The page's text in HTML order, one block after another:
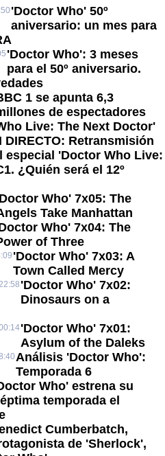
'Doctor Who' 50º
aniversario: un mes para
'Doctor Who': 3 meses
para el 50º aniversario.
1 se apunta 6,3
de espectadores
Live: The Next Doctor'
DIRECTO: Retransmisión
especial 'Doctor Who Live:
¿Quién será el 12º
Who' 7x05: The
Take Manhattan
Who' 7x04: The
of Three
'Doctor Who' 7x03: A
Town Called Mercy
'Doctor Who' 7x02:
Dinosaurs on a
'Doctor Who' 7x01:
Asylum of the Daleks
Análisis 'Doctor Who':
Temporada 6
Who' estrena su
temporada el
Cumberbatch,
de 'Sherlock',